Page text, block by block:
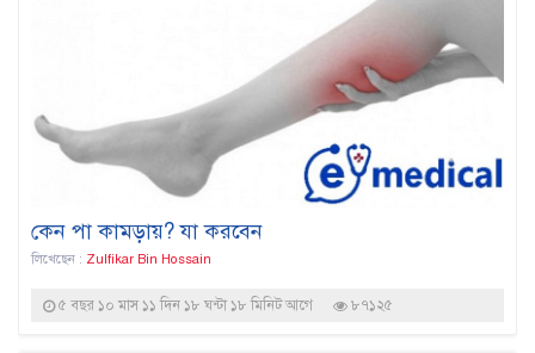
কেন পা কামড়ায়? যা করবেন
লিখেছেন : Zulfikar Bin Hossain
৫ বছর ১০ মাস ১১ দিন ১৮ ঘন্টা ১৮ মিনিট আগে ৮৭১২৫